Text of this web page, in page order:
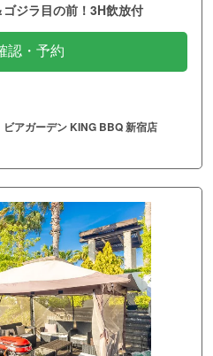
ジラ目の前！3H飲放付
認・予約
アガーデン KING BBQ 新宿店